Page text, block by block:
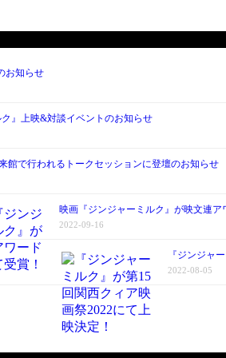
お知らせ
』上映&対談イベントのお知らせ
館で行われるトークセッションに登壇のお知らせ
映画『ジンジャーミルク』が映文連ア
2022-09-16
『ジンジャ
2022-08-05